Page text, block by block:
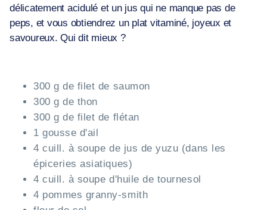
délicatement acidulé et un jus qui ne manque pas de
peps, et vous obtiendrez un plat vitaminé, joyeux et
savoureux. Qui dit mieux ?
300 g de filet de saumon
300 g de thon
300 g de filet de flétan
1 gousse d'ail
4 cuill. à soupe de jus de yuzu (dans les
épiceries asiatiques)
4 cuill. à soupe d'huile de tournesol
4 pommes granny-smith